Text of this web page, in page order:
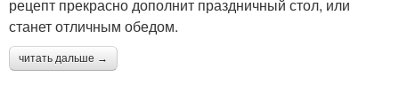
рецепт прекрасно дополнит праздничный стол, или
станет отличным обедом.
читать дальше →